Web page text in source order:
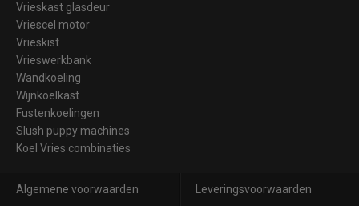
Vrieskast glasdeur
Vriescel motor
Vrieskist
Vrieswerkbank
Wandkoeling
Wijnkoelkast
Fustenkoelingen
Slush puppy machines
Koel Vries combinaties
Algemene voorwaarden Leveringsvoorwaarden